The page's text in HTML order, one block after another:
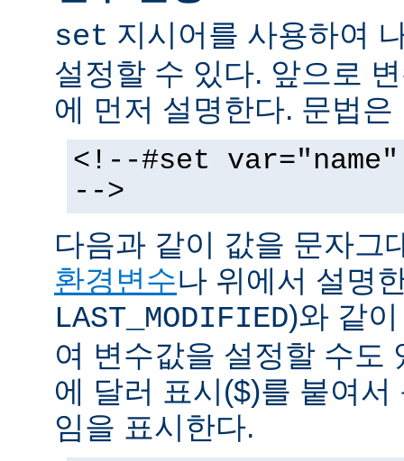
set 지시어를 사용하여
설정할 수 있다. 앞으로
에 먼저 설명한다. 문법은
<!--#set
-->
다음과 같이 값을 문자그
환경변수나 위에서 설명
LAST_MODIFIED)와 같
여 변수값을 설정할 수도
에 달러 표시($)를 붙여
임을 표시한다.